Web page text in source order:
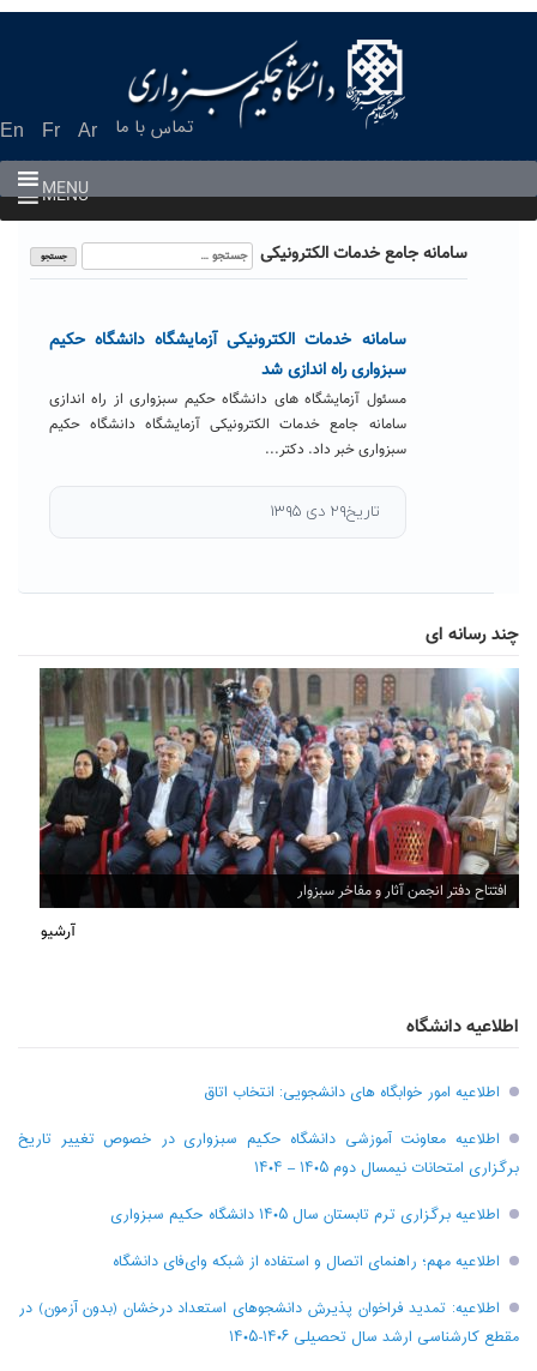
En Fr Ar تماس با ما
MENU
MENU
سامانه جامع خدمات الکترونیکی جستجو
برای:
سامانه خدمات الکترونیکی آزمایشگاه دانشگاه حکیم
سبزواری راه اندازی شد
مسئول آزمایشگاه های دانشگاه حکیم سبزواری از راه اندازی
سامانه جامع خدمات الکترونیکی آزمایشگاه دانشگاه حکیم
سبزواری خبر داد. دکتر...
تاریخ۲۹ دی ۱۳۹۵
چند رسانه ای
افتتاح دفتر انجمن آثار و مفاخر سبزوار
آرشیو
اطلاعیه دانشگاه
اطلاعیه امور خوابگاه های دانشجویی: انتخاب اتاق
اطلاعیه معاونت آموزشی دانشگاه حکیم سبزواری در خصوص تغییر تاریخ
برگزاری امتحانات نیمسال دوم ۱۴۰۵ – ۱۴۰۴
اطلاعیه برگزاری ترم تابستان سال ۱۴۰۵ دانشگاه حکیم سبزواری
اطلاعیه مهم؛ راهنمای اتصال و استفاده از شبکه وای‌فای دانشگاه
اطلاعیه: تمدید فراخوان پذیرش دانشجو‌های استعداد درخشان (بدون آزمون) در
مقطع کارشناسی ارشد سال تحصیلی ۱۴۰۶-۱۴۰۵